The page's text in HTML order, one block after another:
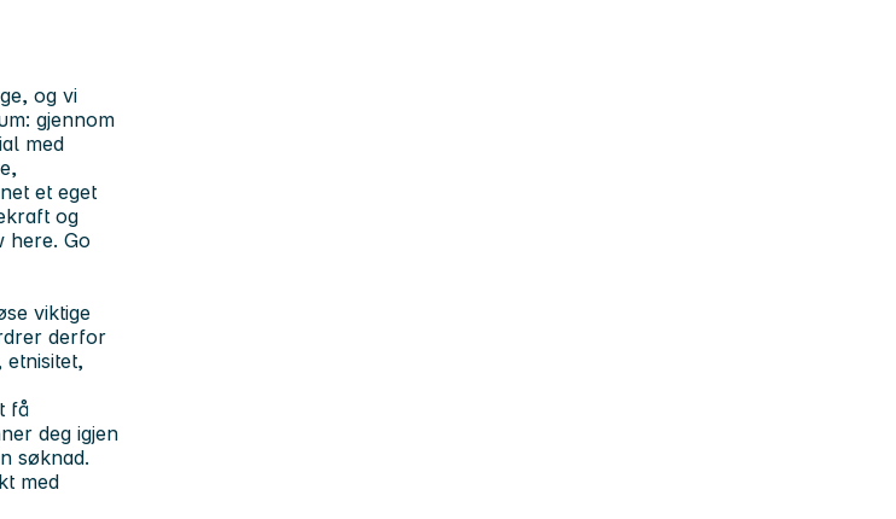
og vi
gjennom
med
et eget
og
here. Go
viktige
derfor
få
deg igjen
søknad.
med